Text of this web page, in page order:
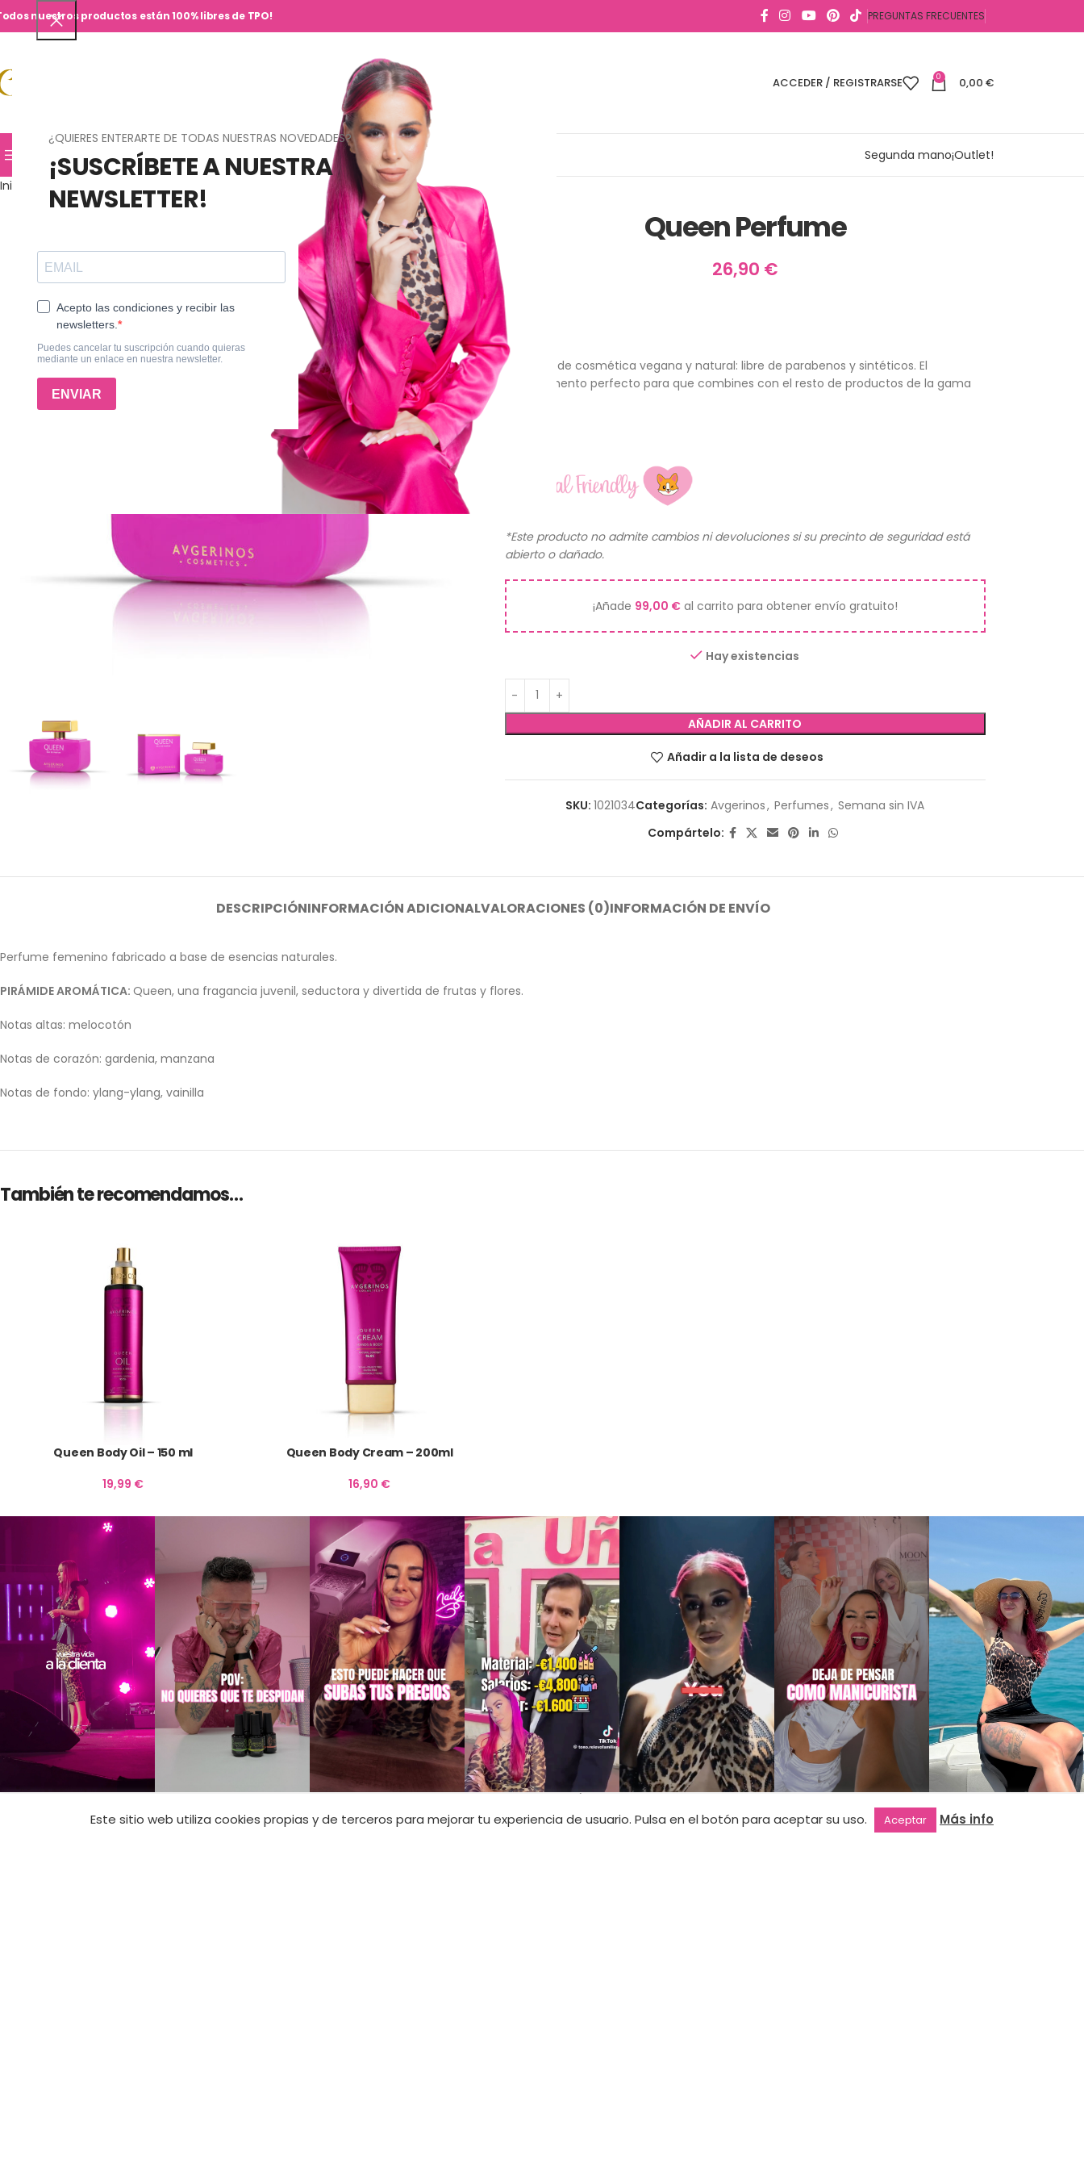
¿QUIERES ENTERARTE DE TODAS NUESTRAS NOVEDADES?
¡SUSCRÍBETE A NUESTRA
NEWSLETTER!
nuestros productos están 100% libres de TPO! PREGUNTAS FRECUENTES
ACCEDER / REGISTRARSE 0 0,00 €
TIENDA HOMECURSOS JN SHOPS CONTACTO Segunda mano¡Outlet!
Inicio
Queen Perfume
Queen Perfume
26,90 €
Perfume de cosmética vegana y natural: libre de parabenos y sintéticos. El
complemento perfecto para que combines con el resto de productos de la gama
*Este producto no admite cambios ni devoluciones si su precinto de seguridad está
abierto o dañado.
¡Añade 99,00 €al carrito para obtener envío gratuito!
Hay existencias
AÑADIR AL CARRITO
Añadir a la lista de deseos
SKU:1021034Categorías: Avgerinos, Perfumes, Semana sin IVA
Compártelo:
DESCRIPCIÓNINFORMACIÓN ADICIONALVALORACIONES (0)INFORMACIÓN DE ENVÍO
Perfume femenino fabricado a base de esencias naturales.
PIRÁMIDE AROMÁTICA: Queen, una fragancia juvenil, seductora y divertida de frutas y flores.
Notas altas: melocotón
Notas de corazón: gardenia, manzana
Notas de fondo: ylang-ylang, vainilla
También te recomendamos…
Queen Body Oil – 150 ml
19,99 €
Queen Body Cream – 200ml
16,90 €
Suscríbete a nuestra newsletter y
Este sitio web utiliza cookies propias y de terceros para mejorar tu experiencia de usuario. Pulsa en el botón para aceptar su uso. Aceptar Más info